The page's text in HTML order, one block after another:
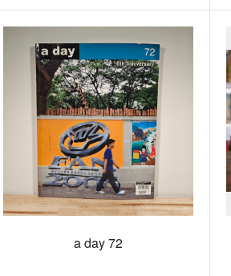
a day 72
⛪ ศาสนา
🏙️ การเมือง
🎞️ ภาพยนตร์
Gossip ดารา